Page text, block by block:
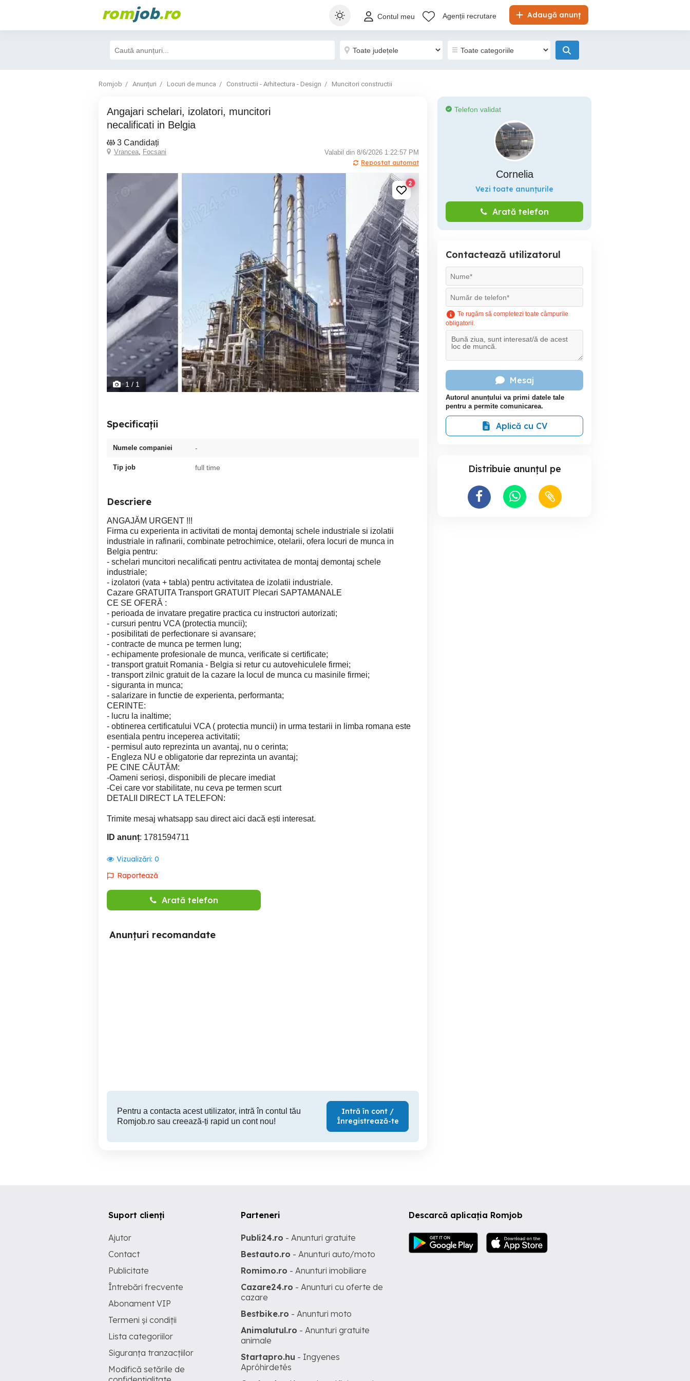
romjob.ro Adaugă anunț
Contul meu Agenții recrutare
Romjob Anunțuri Locuri de munca Constructii - Arhitectura - Design Muncitori constructii
Angajari schelari, izolatori, muncitori
necalificati in Belgia
3 Candidați
Vrancea, Focsani
Valabil din 8/6/2026 1:22:57 PM
Repostat automat
2
1 / 1
Specificații
Numele companiei -
Tip job full time
Descriere
ANGAJĂM URGENT !!!
Firma cu experienta in activitati de montaj demontaj schele industriale si izolatii
industriale in rafinarii, combinate petrochimice, otelarii, ofera locuri de munca in
Belgia pentru:
- schelari muncitori necalificati pentru activitatea de montaj demontaj schele
industriale;
- izolatori (vata + tabla) pentru activitatea de izolatii industriale.
Cazare GRATUITA Transport GRATUIT Plecari SAPTAMANALE
CE SE OFERĂ :
- perioada de invatare pregatire practica cu instructori autorizati;
- cursuri pentru VCA (protectia muncii);
- posibilitati de perfectionare si avansare;
- contracte de munca pe termen lung;
- echipamente profesionale de munca, verificate si certificate;
- transport gratuit Romania - Belgia si retur cu autovehiculele firmei;
- transport zilnic gratuit de la cazare la locul de munca cu masinile firmei;
- siguranta in munca;
- salarizare in functie de experienta, performanta;
CERINTE:
- lucru la inaltime;
- obtinerea certificatului VCA ( protectia muncii) in urma testarii in limba romana este
esentiala pentru inceperea activitatii;
- permisul auto reprezinta un avantaj, nu o cerinta;
- Engleza NU e obligatorie dar reprezinta un avantaj;
PE CINE CĂUTĂM:
-Oameni serioși, disponibili de plecare imediat
-Cei care vor stabilitate, nu ceva pe termen scurt
DETALII DIRECT LA TELEFON:
Trimite mesaj whatsapp sau direct aici dacă ești interesat.
ID anunț: 1781594711
Vizualizări: 0
Raportează
Arată telefon
Anunțuri recomandate
Pentru a contacta acest utilizator, intră în contul tău
Romjob.ro sau creează-ți rapid un cont nou!
Intră în cont /
Înregistrează-te
Telefon validat
Cornelia
Vezi toate anunțurile
Arată telefon
Contactează utilizatorul
Te rugăm să completezi toate câmpurile
obligatorii.
Mesaj
Autorul anunțului va primi datele tale
pentru a permite comunicarea.
Aplică cu CV
Distribuie anunțul pe
Descarcă aplicația Romjob
Suport clienți
Ajutor
Contact
Publicitate
Întrebări frecvente
Abonament VIP
Termeni și condiții
Lista categoriilor
Siguranța tranzacțiilor
Modifică setările de
Parteneri
Publi24.ro - Anunturi gratuite
Bestauto.ro - Anunturi auto/moto
Romimo.ro - Anunturi imobiliare
Cazare24.ro - Anunturi cu oferte de
cazare
Bestbike.ro - Anunturi moto
Animalutul.ro - Anunturi gratuite
animale
Startapro.hu - Ingyenes
Apróhirdetés